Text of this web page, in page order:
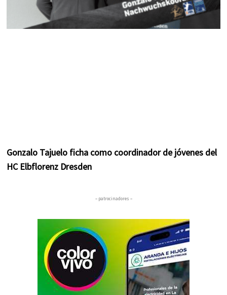
Gonzalo Tajuelo ficha como coordinador de jóvenes del
HC Elbflorenz Dresden
– patrocinadores –